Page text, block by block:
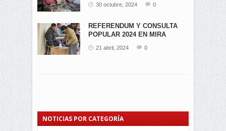
30 octubre, 2024 0
REFERENDUM Y CONSULTA
POPULAR 2024 EN MIRA
21 abril, 2024 0
NOTICIAS POR CATEGORÍA